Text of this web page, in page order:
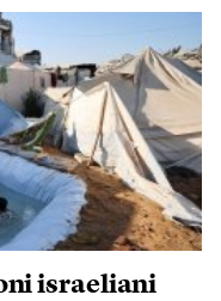
israeliani